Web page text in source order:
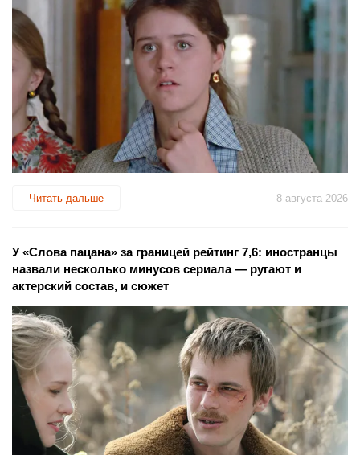
Читать дальше 8 августа 2026
У «Слова пацана» за границей рейтинг 7,6: иностранцы
назвали несколько минусов сериала — ругают и
актерский состав, и сюжет